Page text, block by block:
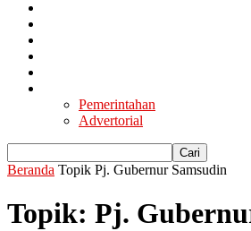
Pemerintahan
Advertorial
Beranda Topik Pj. Gubernur Samsudin
Topik: Pj.